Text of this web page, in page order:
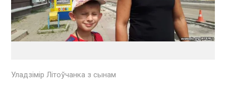
Уладзімір Літоўчанка з сынам